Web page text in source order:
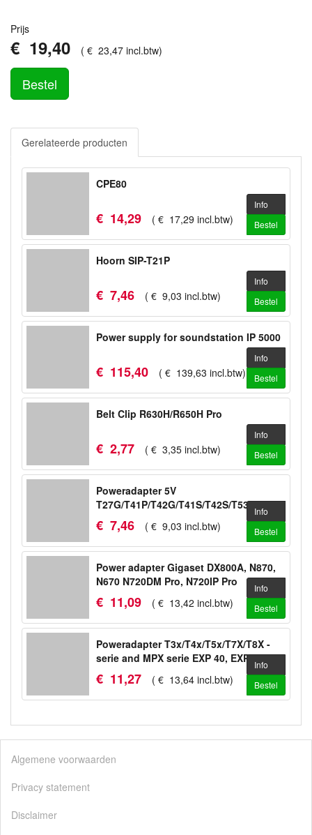
Prijs
€ 19,40 ( € 23,47 incl.btw)
Bestel
Gerelateerde producten
CPE80
€ 14,29 ( € 17,29 incl.btw)
Info
Bestel
Hoorn SIP-T21P
€ 7,46 ( € 9,03 incl.btw)
Info
Bestel
Power supply for soundstation IP 5000
€ 115,40 ( € 139,63 incl.btw)
Info
Bestel
Belt Clip R630H/R650H Pro
€ 2,77 ( € 3,35 incl.btw)
Info
Bestel
Poweradapter 5V
T27G/T41P/T42G/T41S/T42S/T53/T53W/WH64
€ 7,46 ( € 9,03 incl.btw)
Info
Bestel
Power adapter Gigaset DX800A, N870,
N670 N720DM Pro, N720IP Pro
€ 11,09 ( € 13,42 incl.btw)
Info
Bestel
Poweradapter T3x/T4x/T5x/T7X/T8X -
serie and MPX serie EXP 40, EXP 50
€ 11,27 ( € 13,64 incl.btw)
Info
Bestel
Algemene voorwaarden
Privacy statement
Disclaimer